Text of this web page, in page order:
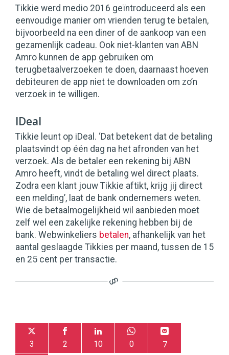
Tikkie werd medio 2016 geïntroduceerd als een
eenvoudige manier om vrienden terug te betalen,
bijvoorbeeld na een diner of de aankoop van een
gezamenlijk cadeau. Ook niet-klanten van ABN
Amro kunnen de app gebruiken om
terugbetaalverzoeken te doen, daarnaast hoeven
debiteuren de app niet te downloaden om zo’n
verzoek in te willigen.
IDeal
Tikkie leunt op iDeal. ‘Dat betekent dat de betaling
plaatsvindt op één dag na het afronden van het
verzoek. Als de betaler een rekening bij ABN
Amro heeft, vindt de betaling wel direct plaats.
Zodra een klant jouw Tikkie aftikt, krijg jij direct
een melding’, laat de bank ondernemers weten.
Wie de betaalmogelijkheid wil aanbieden moet
zelf wel een zakelijke rekening hebben bij de
bank. Webwinkeliers betalen, afhankelijk van het
aantal geslaagde Tikkies per maand, tussen de 15
en 25 cent per transactie.
3 2 10 0 7